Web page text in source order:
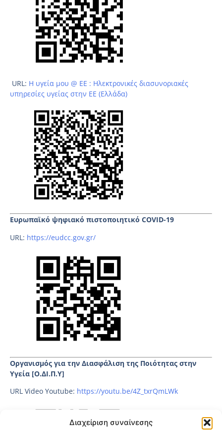
Διαχείριση συναίνεσης
URL: Η υγεία μου @ ΕΕ : Ηλεκτρονικές διασυνοριακές
υπηρεσίες υγείας στην ΕΕ (Ελλάδα)
Ευρωπαϊκό ψηφιακό πιστοποιητικό COVID-19
URL: https://eudcc.gov.gr/
Οργανισμός για την Διασφάλιση της Ποιότητας στην
Υγεία [Ο.ΔΙ.Π.Υ]
URL Video Youtube: https://youtu.be/4Z_txrQmLWk